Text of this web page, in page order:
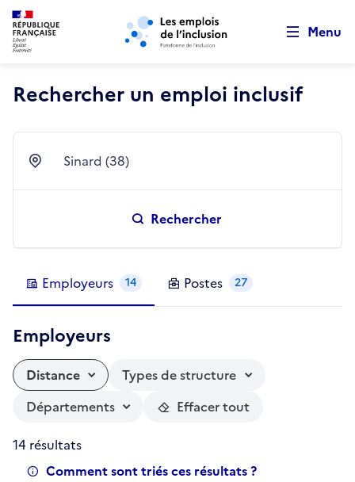
Aller au menu principal Aller au contenu principal
Menu
Rechercher un emploi inclusif
Ville Sinard (38)
Rechercher
Employeurs 14 Postes 27
Employeurs
Distance
Types de structure
Départements
Effacer tout
14 résultats
Comment sont triés ces résultats ?
Retour au début de la page
Panneau de gestion des cookies